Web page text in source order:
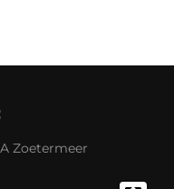
Zoetermeer